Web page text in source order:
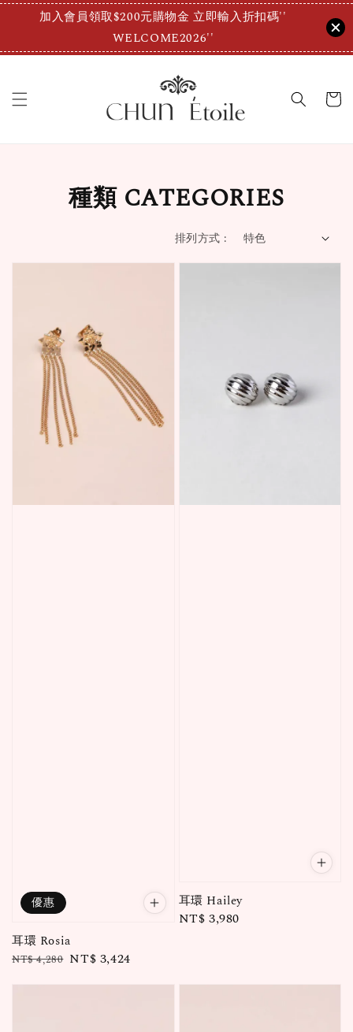
加入會員領取$200元購物金 立即輸入折扣碼''
WELCOME2026''
種類 CATEGORIES
排列方式 :
優惠
耳環 Rosia
Regular
NT$ 4,280 Sale
NT$ 3,424
耳環 Hailey
Regular
NT$ 3,980